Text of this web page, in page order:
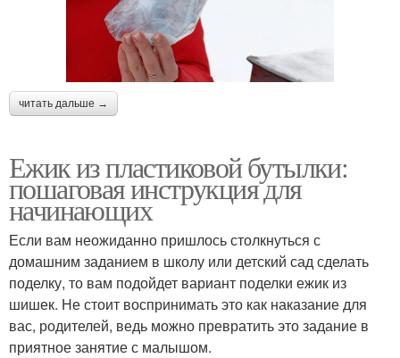
читать дальше →
Ежик из пластиковой бутылки:
пошаговая инструкция для
начинающих
Если вам неожиданно пришлось столкнуться с
домашним заданием в школу или детский сад сделать
поделку, то вам подойдет вариант поделки ежик из
шишек. Не стоит воспринимать это как наказание для
вас, родителей, ведь можно превратить это задание в
приятное занятие с малышом.